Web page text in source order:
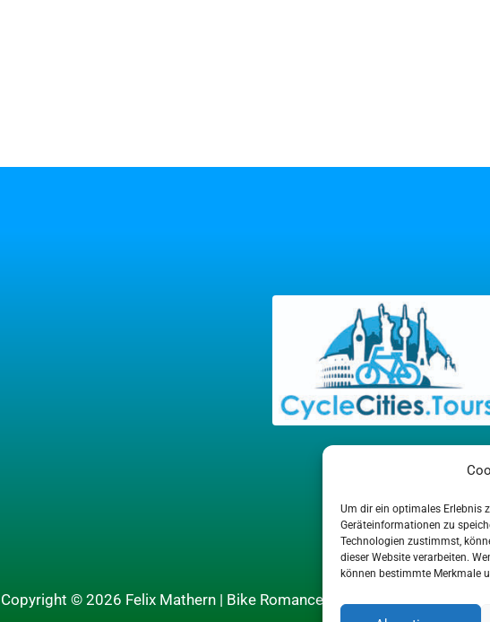
Um dir ein optimales Erlebnis
Geräteinformationen zu
Technologien zustimmst,
dieser Website verarbeiten.
können bestimmte Merkmale
Copyright © 2026 Felix Mathern | Bike Romance Heidelberg